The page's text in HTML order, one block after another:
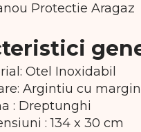
Protectie Aragaz
Otel Inoxidabil
Argintiu cu
: Dreptunghi
: 134 x 30 cm